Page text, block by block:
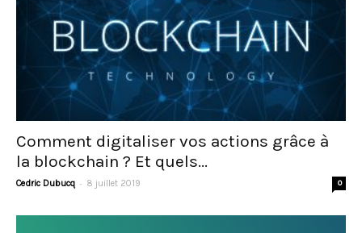
Comment digitaliser vos actions grâce à
la blockchain ? Et quels...
Cedric Dubucq - 8 juillet 2019 0